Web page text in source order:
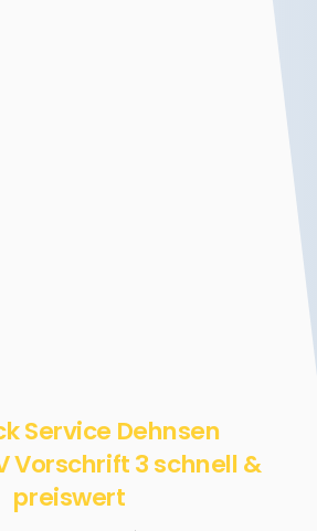
Service Dehnsen
Vorschrift 3 schnell &
preiswert